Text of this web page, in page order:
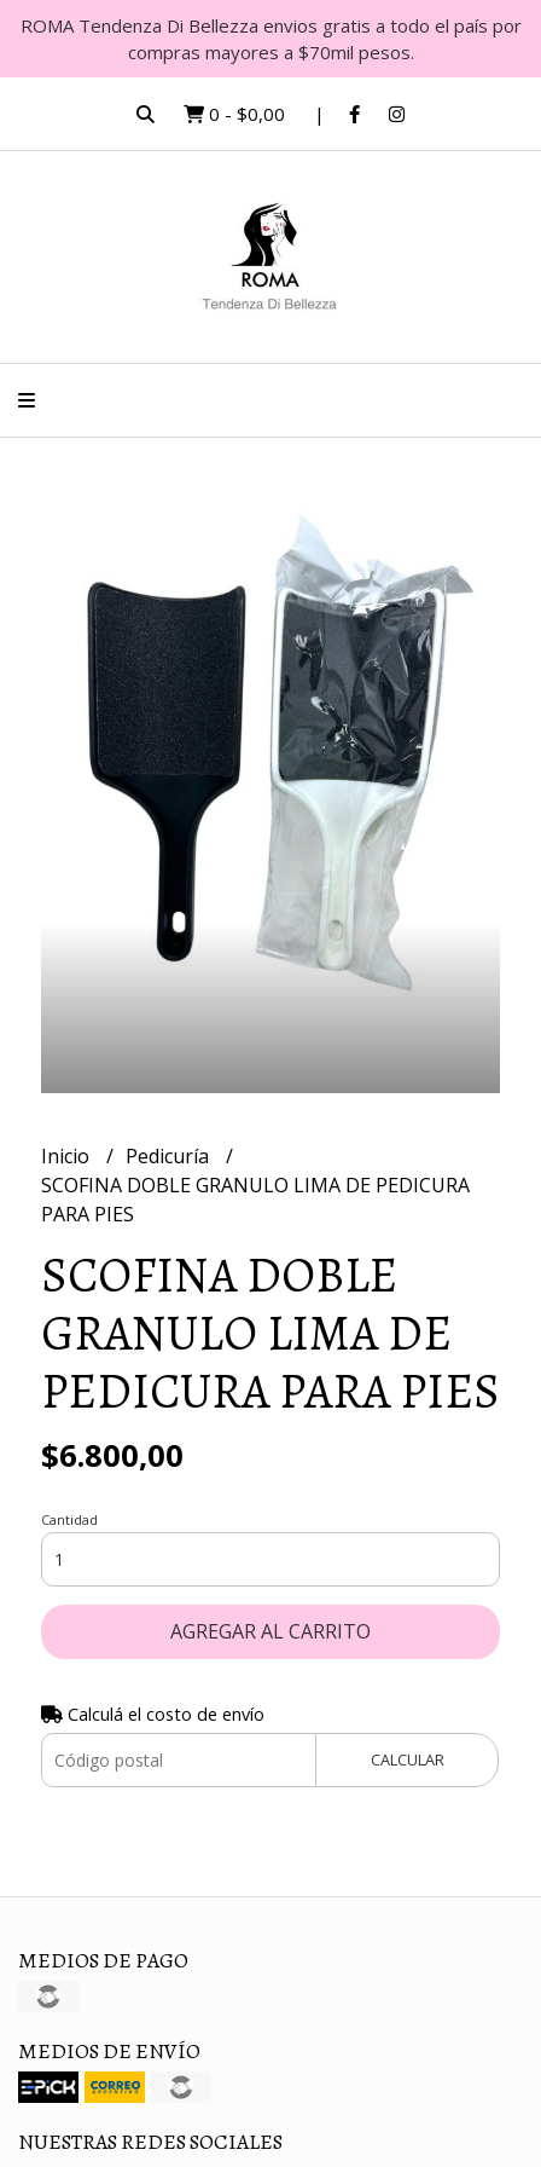
ROMA Tendenza Di Bellezza envios gratis a todo el país por
compras mayores a $70mil pesos.
0 - $0,00
Inicio
Pedicuría
SCOFINA DOBLE GRANULO LIMA DE PEDICURA
PARA PIES
SCOFINA DOBLE
GRANULO LIMA DE
PEDICURA PARA PIES
$6.800,00
Cantidad
AGREGAR AL CARRITO
Calculá el costo de envío
CALCULAR
MEDIOS DE PAGO
MEDIOS DE ENVÍO
NUESTRAS REDES SOCIALES